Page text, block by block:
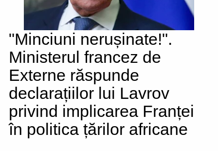
"Minciuni nerușinate!".
Ministerul francez de
Externe răspunde
declarațiilor lui Lavrov
privind implicarea Franței
în politica țărilor africane